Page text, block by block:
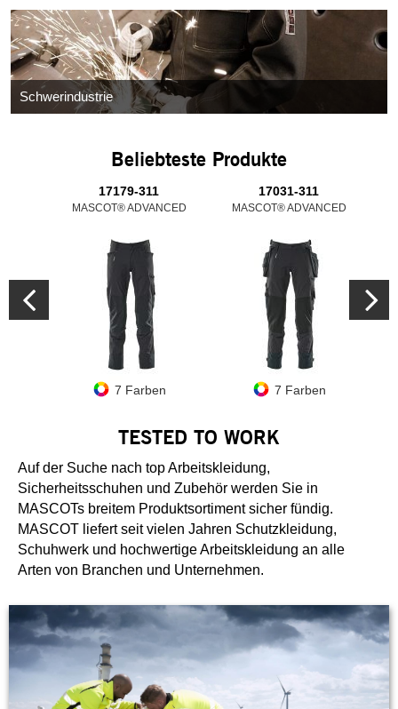
Schwerindustrie
Beliebteste Produkte
17179-311
MASCOT® ADVANCED
7 Farben
17031-311
MASCOT® ADVANCED
7 Farben
TESTED TO WORK
Auf der Suche nach top Arbeitskleidung,
Sicherheitsschuhen und Zubehör werden Sie in
MASCOTs breitem Produktsortiment sicher fündig.
MASCOT liefert seit vielen Jahren Schutzkleidung,
Schuhwerk und hochwertige Arbeitskleidung an alle
Arten von Branchen und Unternehmen.